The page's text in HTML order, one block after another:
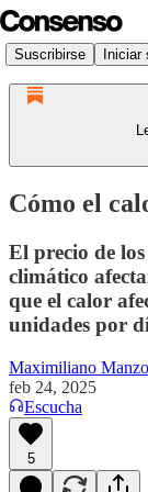
Suscribirse Iniciar
Cómo el
El precio de
climático
que el calor
unidades por
Maximiliano
feb 24, 2025
Escucha
5